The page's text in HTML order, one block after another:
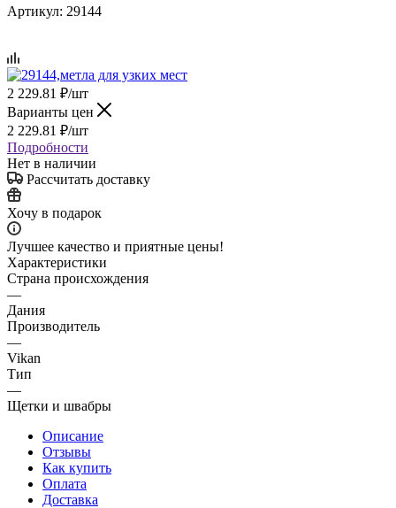
Артикул: 29144
2 229.81 ₽/шт
Варианты цен
2 229.81 ₽/шт
Подробности
Нет в наличии
Рассчитать доставку
Хочу в подарок
Лучшее качество и приятные цены!
Характеристики
Страна происхождения
—
Дания
Производитель
—
Vikan
Тип
—
Щетки и швабры
Описание
Отзывы
Как купить
Оплата
Доставка